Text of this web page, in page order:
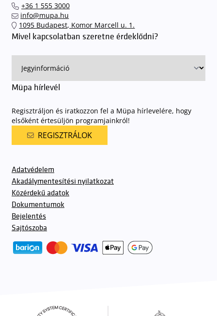
+36 1 555 3000
info@mupa.hu
1095 Budapest, Komor Marcell u. 1.
Mivel kapcsolatban szeretne érdeklődni?
Müpa hírlevél
Regisztráljon és iratkozzon fel a Müpa hírlevelére, hogy
elsőként értesüljön programjainkról!
REGISZTRÁLOK
Adatvédelem
Akadálymentesítési nyilatkozat
Közérdekű adatok
Dokumentumok
Bejelentés
Sajtószoba